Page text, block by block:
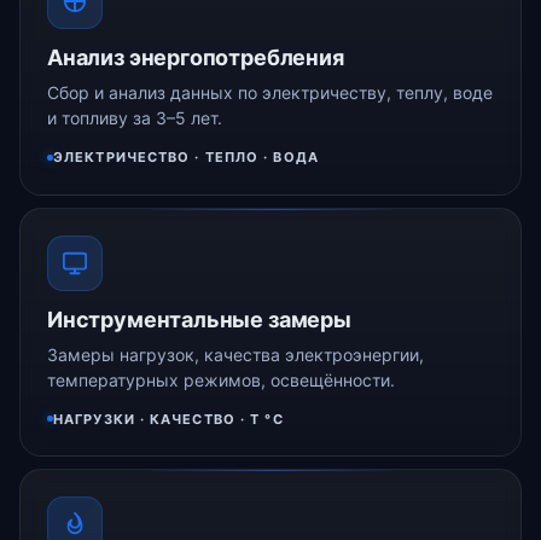
Анализ энергопотребления
Сбор и анализ данных по электричеству, теплу, воде
и топливу за 3–5 лет.
ЭЛЕКТРИЧЕСТВО · ТЕПЛО · ВОДА
Инструментальные замеры
Замеры нагрузок, качества электроэнергии,
температурных режимов, освещённости.
НАГРУЗКИ · КАЧЕСТВО · Т °C